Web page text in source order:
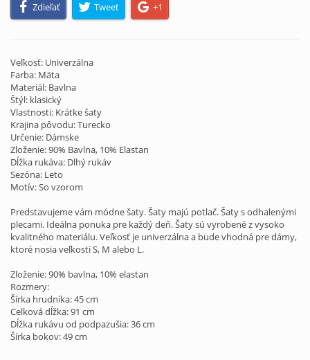
Zdieľať Tweet +1
Veľkosť: Univerzálna
Farba: Mäta
Materiál: Bavlna
Štýl: klasický
Vlastnosti: Krátke šaty
Krajina pôvodu: Turecko
Určenie: Dámske
Zloženie: 90% Bavlna, 10% Elastan
Dĺžka rukáva: Dlhý rukáv
Sezóna: Leto
Motív: So vzorom
Predstavujeme vám módne šaty. Šaty majú potlač. Šaty s odhalenými
plecami. Ideálna ponuka pre každý deň. Šaty sú vyrobené z vysoko
kvalitného materiálu. Veľkosť je univerzálna a bude vhodná pre dámy,
ktoré nosia veľkosti S, M alebo L.
Zloženie: 90% bavlna, 10% elastan
Rozmery:
Šírka hrudníka: 45 cm
Celková dĺžka: 91 cm
Dĺžka rukávu od podpazušia: 36 cm
Šírka bokov: 49 cm